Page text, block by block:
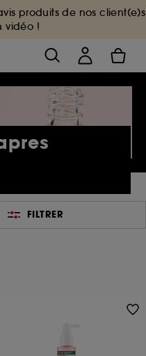
produits de nos client(e)s
vidéo !
FILTRER